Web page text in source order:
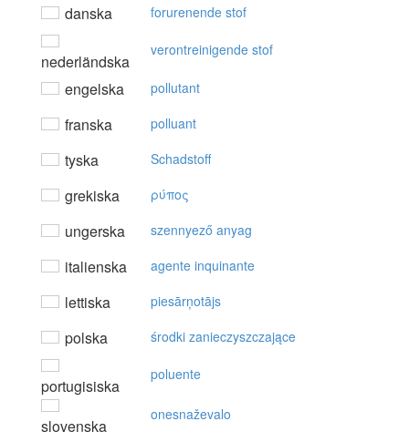
danska forurenende stof
nederländska
verontreinigende stof
engelska pollutant
franska polluant
tyska Schadstoff
grekiska ρύπoς
ungerska szennyező anyag
italienska agente inquinante
lettiska piesārņotājs
polska środki zanieczyszczające
portugisiska
poluente
slovenska
onesnaževalo